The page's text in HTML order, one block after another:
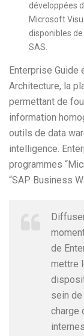
développées
Microsoft
disponibles
SAS.
Enterprise Guide
Architecture, la
permettant de
information
outils de data
intelligence.
programmes
“SAP Business
de
mettre
sein
charge